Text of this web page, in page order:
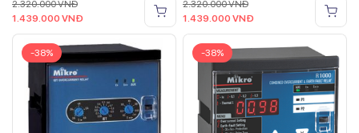
2.320.000VNĐ
1.439.000 VNĐ
2.320.000VNĐ
1.439.000 VNĐ
-38% -38%